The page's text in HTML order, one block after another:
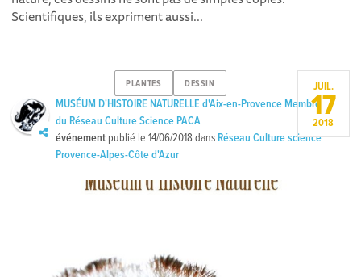
Scientifiques, ils expriment aussi...
PLANTES DESSIN
MUSÉUM D'HISTOIRE NATURELLE d'Aix-en-Provence Membre
du Réseau Culture Science PACA
événement publié le14/06/2018 dans Réseau Culture science
Provence-Alpes-Côte d'Azur
JUIL.
17
2018